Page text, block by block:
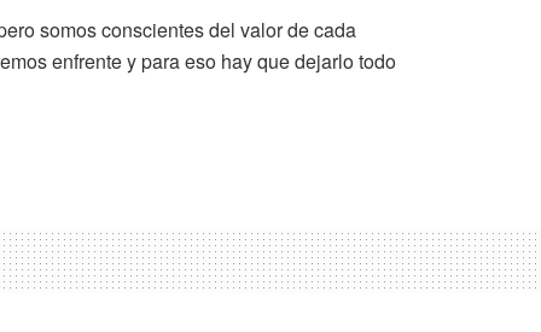
somos conscientes del valor de cada
enfrente y para eso hay que dejarlo todo